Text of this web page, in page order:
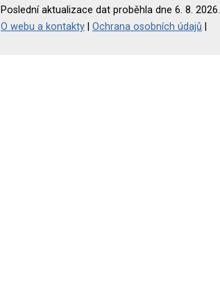
Poslední aktualizace dat proběhla dne 6. 8. 2026.
O webu a kontakty
Ochrana osobních údajů